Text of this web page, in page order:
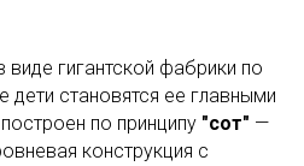
гигантской фабрики по
дети становятся ее главными
по принципу "сот" —
конструкция с